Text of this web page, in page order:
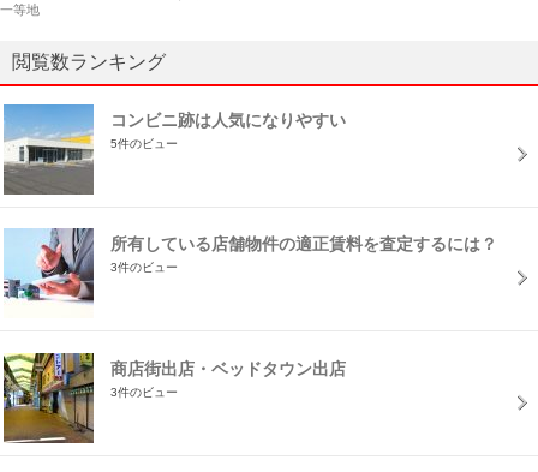
一等地
閲覧数ランキング
コンビニ跡は人気になりやすい
5件のビュー
所有している店舗物件の適正賃料を査定するには？
3件のビュー
商店街出店・ベッドタウン出店
3件のビュー